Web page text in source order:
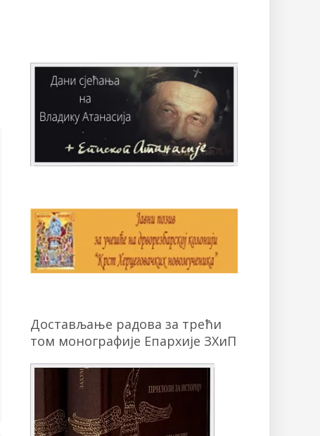
Достављање радова за трећи
том монографије Епархије ЗХиП